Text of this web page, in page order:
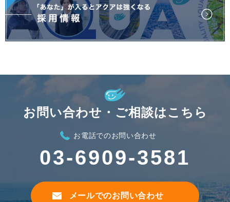
お問い合わせ・ご相談はこちら
お電話でのお問い合わせ
03-6909-3581
メールでのお問い合わせ